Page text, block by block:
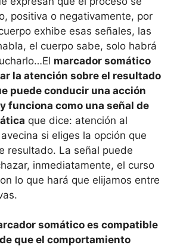
positiva o negativamente, por
exhibe esas señales, las
el cuerpo sabe, solo habrá
marcador somático
la atención sobre el resultado
puede conducir una acción
funciona como una señal de
que dice: atención al
si eliges la opción que
resultado. La señal puede
inmediatamente, el curso
lo que hará que elijamos entre
somático es compatible
que el comportamiento